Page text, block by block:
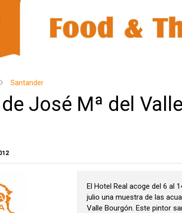
Santander
José Mª del Valle
El Hotel Real acoge del 6 al
julio una muestra de las
Valle Bourgón. Este pintor